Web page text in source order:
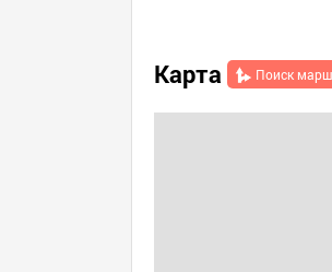
Карта Поиск